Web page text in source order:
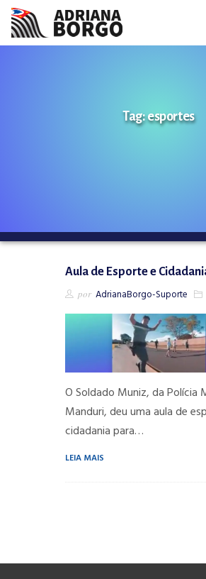
Tag: esportes
Aula de Esporte e
por AdrianaBorgo-Suporte
O Soldado Muniz, da Polícia
Manduri, deu uma aula de
cidadania para…
LEIA MAIS